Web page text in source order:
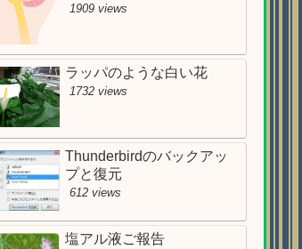
1909 views
ラッパのような白い花
1732 views
Thunderbirdのバックアッ
プと復元
612 views
塩アル液ご報告